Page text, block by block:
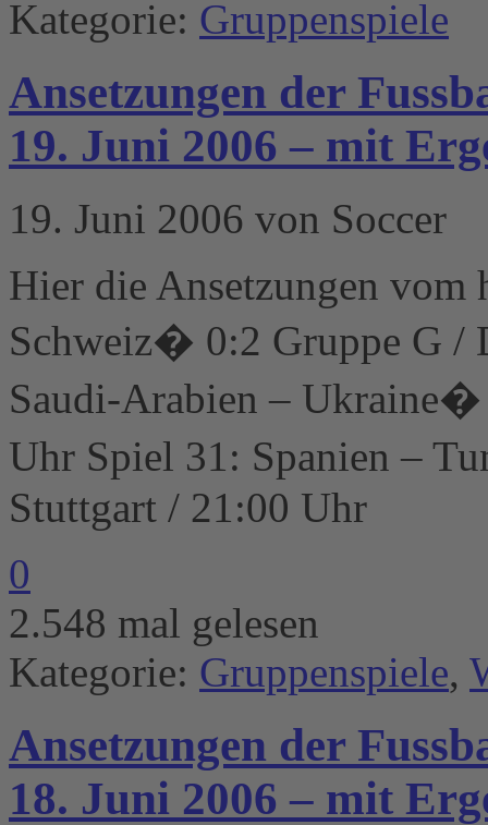
Kategorie: Gruppenspiele
Ansetzungen der
19. Juni 2006 – mit
19. Juni 2006 von Soccer
Hier die Ansetzungen vom
Schweiz� 0:2 Gruppe G /
Saudi-Arabien –
Uhr Spiel 31: Spanien –
Stuttgart / 21:00 Uhr
0
2.548 mal gelesen
Kategorie: Gruppenspiele,
Ansetzungen der
18. Juni 2006 – mit